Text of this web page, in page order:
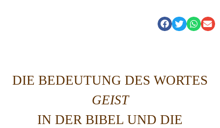
DIE BEDEUTUNG DES WORTES
GEIST
IN DER BIBEL UND DIE